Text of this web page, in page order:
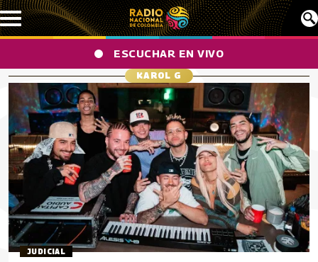
Pasar al contenido principal
ESCUCHAR EN VIVO
KAROL G
JUDICIAL